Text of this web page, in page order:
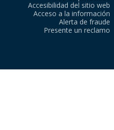
Accesibilidad del sitio web
Acceso a la información
Alerta de fraude
Presente un reclamo